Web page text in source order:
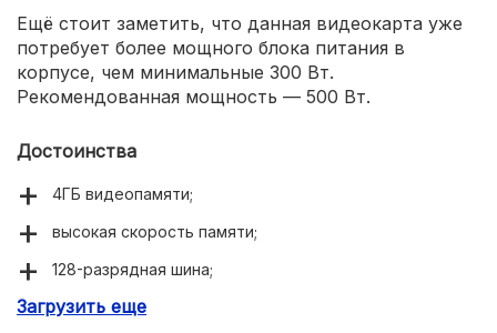
Ещё стоит заметить, что данная видеокарта уже
потребует более мощного блока питания в
корпусе, чем минимальные 300 Вт.
Рекомендованная мощность — 500 Вт.
Достоинства
4ГБ видеопамяти;
высокая скорость памяти;
128-разрядная шина;
сравнительно быстрый видеопроцессор;
Загрузить еще